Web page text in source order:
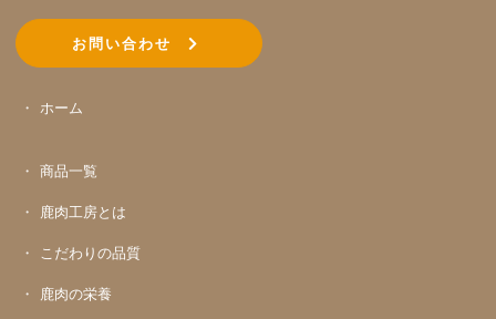
お問い合わせ
ホーム
商品一覧
鹿肉工房とは
こだわりの品質
鹿肉の栄養